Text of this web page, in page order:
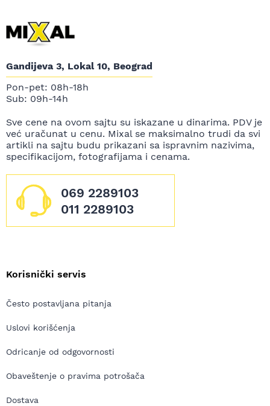
Gandijeva 3, Lokal 10, Beograd
Pon-pet: 08h-18h
Sub: 09h-14h
Sve cene na ovom sajtu su iskazane u dinarima. PDV je
već uračunat u cenu. Mixal se maksimalno trudi da svi
artikli na sajtu budu prikazani sa ispravnim nazivima,
specifikacijom, fotografijama i cenama.
069 2289103
011 2289103
Korisnički servis
Često postavljana pitanja
Uslovi korišćenja
Odricanje od odgovornosti
Obaveštenje o pravima potrošača
Dostava